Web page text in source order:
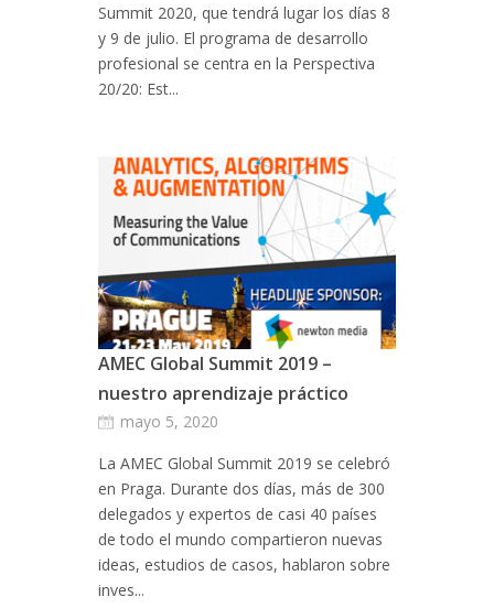
Summit 2020, que tendrá lugar los días 8
y 9 de julio. El programa de desarrollo
profesional se centra en la Perspectiva
20/20: Est...
AMEC Global Summit 2019 –
nuestro aprendizaje práctico
mayo 5, 2020
La AMEC Global Summit 2019 se celebró
en Praga. Durante dos días, más de 300
delegados y expertos de casi 40 países
de todo el mundo compartieron nuevas
ideas, estudios de casos, hablaron sobre
inves...